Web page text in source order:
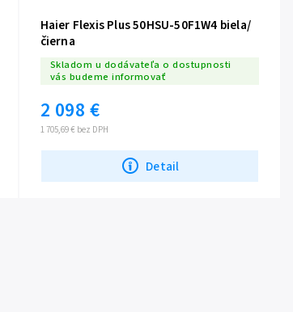
Haier Flexis Plus 50HSU-50F1W4 biela/
čierna
Skladom u dodávateľa o dostupnosti
vás budeme informovať
1 705,69 € bez DPH
2 098 €
Detail